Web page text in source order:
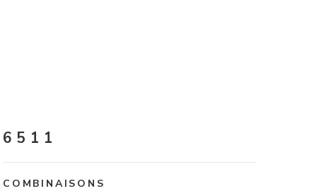
6511
COMBINAISONS